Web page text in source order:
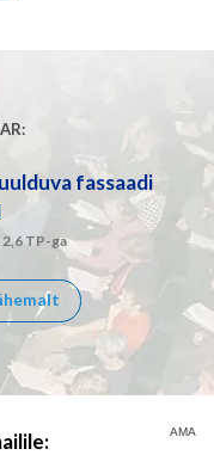
fassaadi
TP-ga
AMA